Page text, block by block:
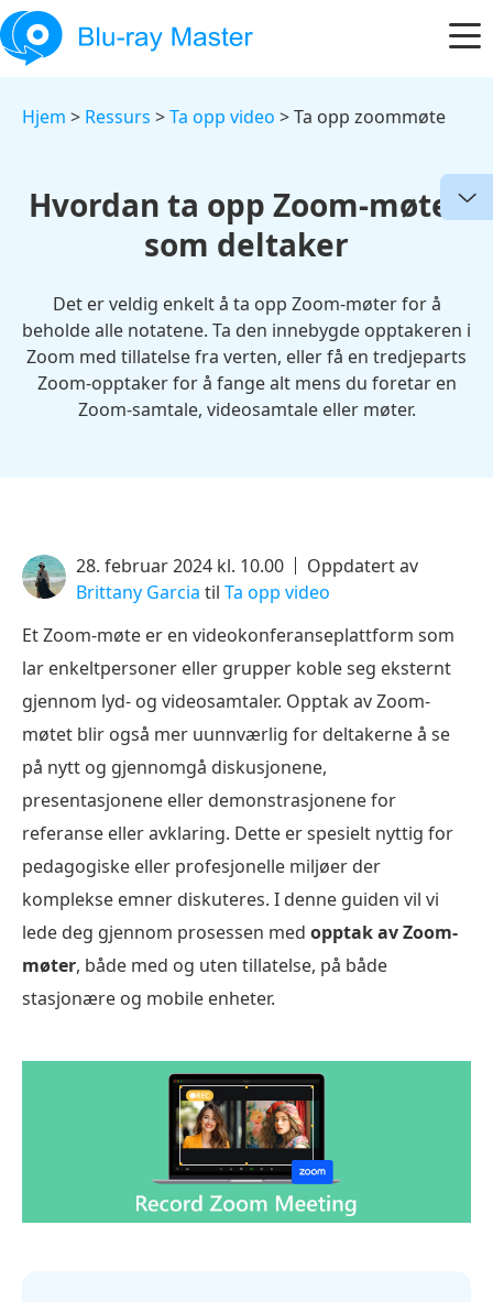
Hjem > Ressurs >Ta opp video > Ta opp zoommøte
Hvordan ta opp Zoom-møter
som deltaker
Det er veldig enkelt å ta opp Zoom-møter for å
beholde alle notatene. Ta den innebygde opptakeren i
Zoom med tillatelse fra verten, eller få en tredjeparts
Zoom-opptaker for å fange alt mens du foretar en
Zoom-samtale, videosamtale eller møter.
28. februar 2024 kl. 10.00
Oppdatert av
Brittany Garcia til Ta opp video
Et Zoom-møte er en videokonferanseplattform som
lar enkeltpersoner eller grupper koble seg eksternt
gjennom lyd- og videosamtaler. Opptak av Zoom-
møtet blir også mer uunnværlig for deltakerne å se
på nytt og gjennomgå diskusjonene,
presentasjonene eller demonstrasjonene for
referanse eller avklaring. Dette er spesielt nyttig for
pedagogiske eller profesjonelle miljøer der
komplekse emner diskuteres. I denne guiden vil vi
lede deg gjennom prosessen med opptak av Zoom-
møter, både med og uten tillatelse, på både
stasjonære og mobile enheter.